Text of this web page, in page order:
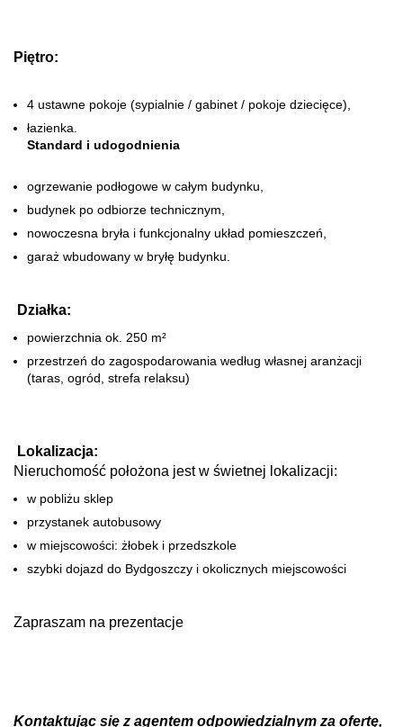
Piętro:
4 ustawne pokoje (sypialnie / gabinet / pokoje dziecięce),
łazienka.
Standard i udogodnienia
ogrzewanie podłogowe w całym budynku,
budynek po odbiorze technicznym,
nowoczesna bryła i funkcjonalny układ pomieszczeń,
garaż wbudowany w bryłę budynku.
Działka:
powierzchnia ok. 250 m²
przestrzeń do zagospodarowania według własnej aranżacji
(taras, ogród, strefa relaksu)
Lokalizacja:
Nieruchomość położona jest w świetnej lokalizacji:
w pobliżu sklep
przystanek autobusowy
w miejscowości: żłobek i przedszkole
szybki dojazd do Bydgoszczy i okolicznych miejscowości
Zapraszam na prezentacje
Kontaktując się z agentem odpowiedzialnym za ofertę,